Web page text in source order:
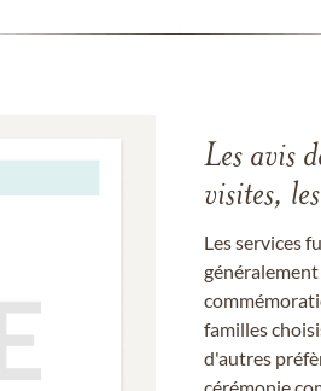
Les avis
visites,
Les services
généralement
familles
d'autres